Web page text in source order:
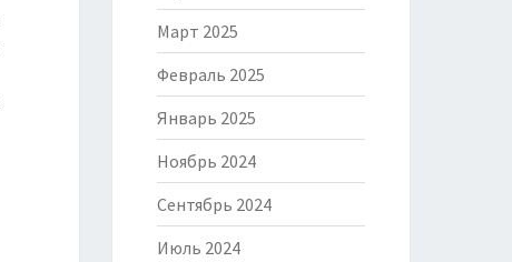
Март 2025
Февраль 2025
Январь 2025
Ноябрь 2024
Сентябрь 2024
Июль 2024